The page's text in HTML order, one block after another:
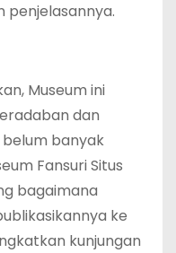
penjelasannya.
Museum ini
dan
belum banyak
Fansuri Situs
bagaimana
ke
kunjungan